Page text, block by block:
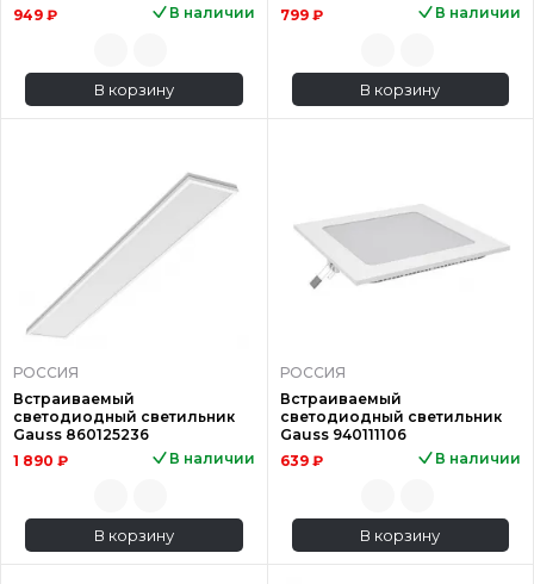
949 ₽
В наличии
В корзину
799 ₽
В наличии
В корзину
РОССИЯ
Встраиваемый
светодиодный светильник
Gauss 860125236
1 890 ₽
В наличии
В корзину
РОССИЯ
Встраиваемый
светодиодный светильник
Gauss 940111106
639 ₽
В наличии
В корзину